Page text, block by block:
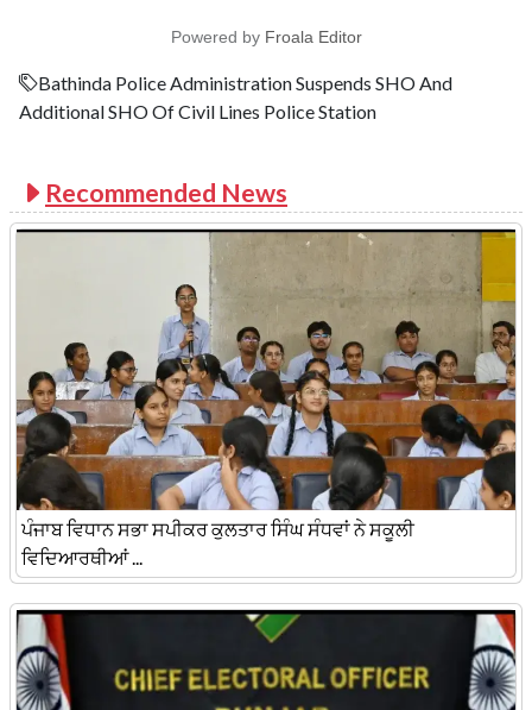
Powered by Froala Editor
Bathinda Police Administration Suspends SHO And
Additional SHO Of Civil Lines Police Station
Recommended News
ਪੰਜਾਬ ਵਿਧਾਨ ਸਭਾ ਸਪੀਕਰ ਕੁਲਤਾਰ ਸਿੰਘ ਸੰਧਵਾਂ ਨੇ ਸਕੂਲੀ
ਵਿਦਿਆਰਥੀਆਂ ...